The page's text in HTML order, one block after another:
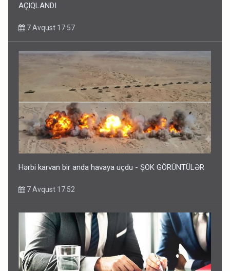
AÇIQLANDI
7 Avqust 17:57
Hərbi karvan bir anda havaya uçdu - ŞOK GÖRÜNTÜLƏR
7 Avqust 17:52